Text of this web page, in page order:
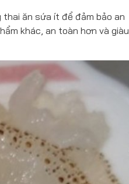
thai ăn sứa ít để đảm bảo an
khác, an toàn hơn và giàu